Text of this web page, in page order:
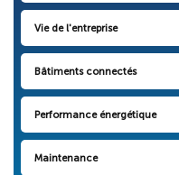
Vie de l'entreprise
Bâtiments connectés
Performance énergétique
Maintenance